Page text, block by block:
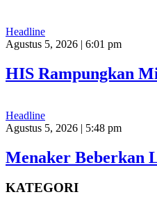
Headline
Agustus 5, 2026 | 6:01 pm
HIS Rampungkan
Headline
Agustus 5, 2026 | 5:48 pm
Menaker Beberkan
KATEGORI